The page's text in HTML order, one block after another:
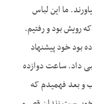
ما این لباس
رویش بود و رفتیم.
بود خود پیشنهاد
داد. ساعت دوازده
و بعد فهمیدم که